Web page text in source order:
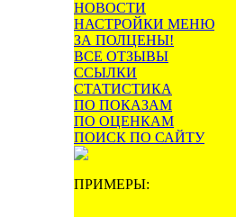
НОВОСТИ
НАСТРОЙКИ МЕНЮ
ЗА ПОЛЦЕНЫ!
ВСЕ ОТЗЫВЫ
ССЫЛКИ
СТАТИСТИКА
ПО ПОКАЗАМ
ПО ОЦЕНКАМ
ПОИСК ПО САЙТУ
ПРИМЕРЫ: